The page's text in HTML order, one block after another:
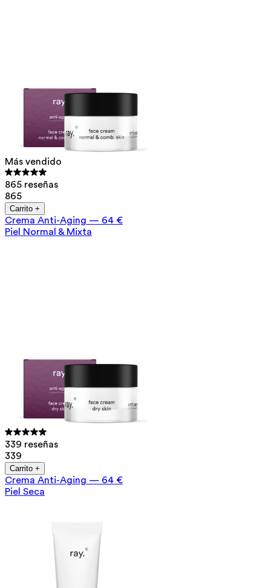
Más vendido
865 reseñas
865
Carrito +
Crema Anti-Aging — 64 €
Piel Normal & Mixta
339 reseñas
339
Carrito +
Crema Anti-Aging — 64 €
Piel Seca